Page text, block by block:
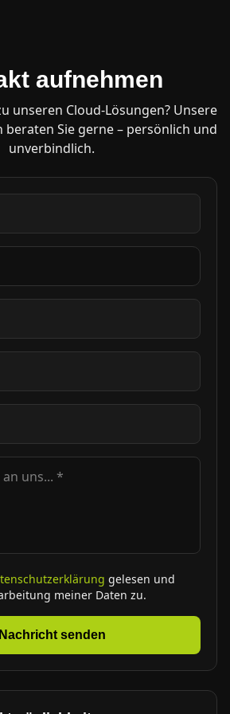
aufnehmen
unseren Cloud-Lösungen? Unsere
Sie gerne – persönlich und
unverbindlich.
gelesen und
meiner Daten zu.
Nachricht senden